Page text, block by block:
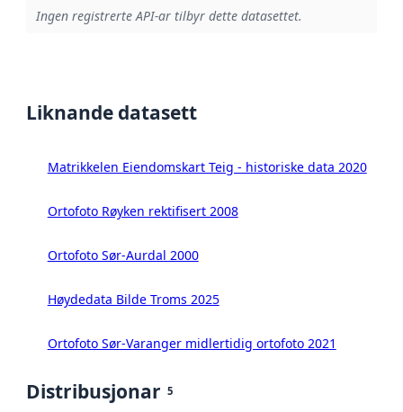
Ingen registrerte API-ar tilbyr dette datasettet.
Liknande datasett
Matrikkelen Eiendomskart Teig - historiske data 2020
Ortofoto Røyken rektifisert 2008
Ortofoto Sør-Aurdal 2000
Høydedata Bilde Troms 2025
Ortofoto Sør-Varanger midlertidig ortofoto 2021
Distribusjonar 5